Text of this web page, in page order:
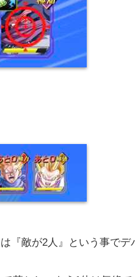
『敵が2人』という事でデ